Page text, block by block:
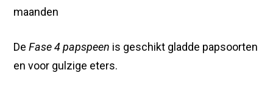
maanden
DeFase 4 papspeen is geschikt gladde papsoorten
en voor gulzige eters.